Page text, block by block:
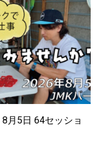
月5日 64セッショ